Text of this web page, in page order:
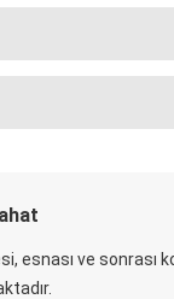
esnası ve sonrası